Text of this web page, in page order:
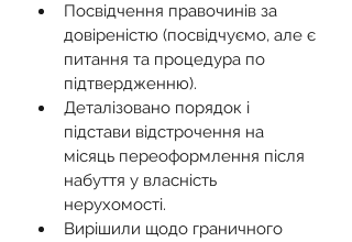
Посвідчення правочинів за
довіреністю (посвідчуємо, але є
питання та процедура по
підтвердженню).
Деталізовано порядок і
підстави відстрочення на
місяць переоформлення після
набуття у власність
нерухомості.
Вирішили щодо граничного